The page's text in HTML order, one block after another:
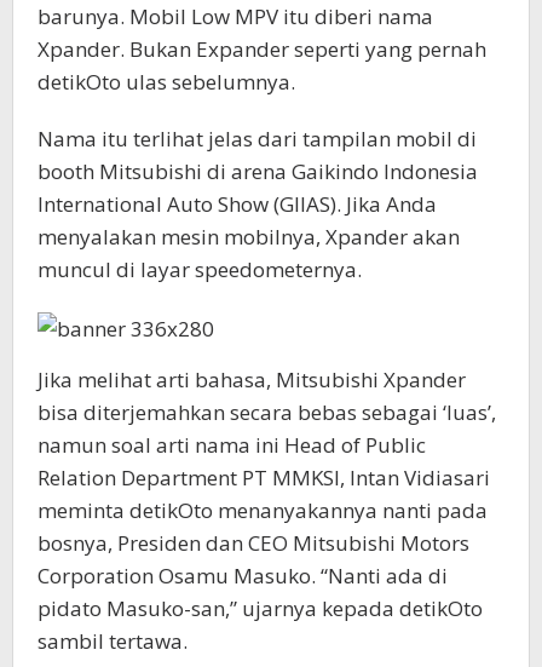
barunya. Mobil Low MPV itu diberi nama
Xpander. Bukan Expander seperti yang pernah
detikOto ulas sebelumnya.
Nama itu terlihat jelas dari tampilan mobil di
booth Mitsubishi di arena Gaikindo Indonesia
International Auto Show (GIIAS). Jika Anda
menyalakan mesin mobilnya, Xpander akan
muncul di layar speedometernya.
Jika melihat arti bahasa, Mitsubishi Xpander
bisa diterjemahkan secara bebas sebagai ‘luas’,
namun soal arti nama ini Head of Public
Relation Department PT MMKSI, Intan Vidiasari
meminta detikOto menanyakannya nanti pada
bosnya, Presiden dan CEO Mitsubishi Motors
Corporation Osamu Masuko. “Nanti ada di
pidato Masuko-san,” ujarnya kepada detikOto
sambil tertawa.